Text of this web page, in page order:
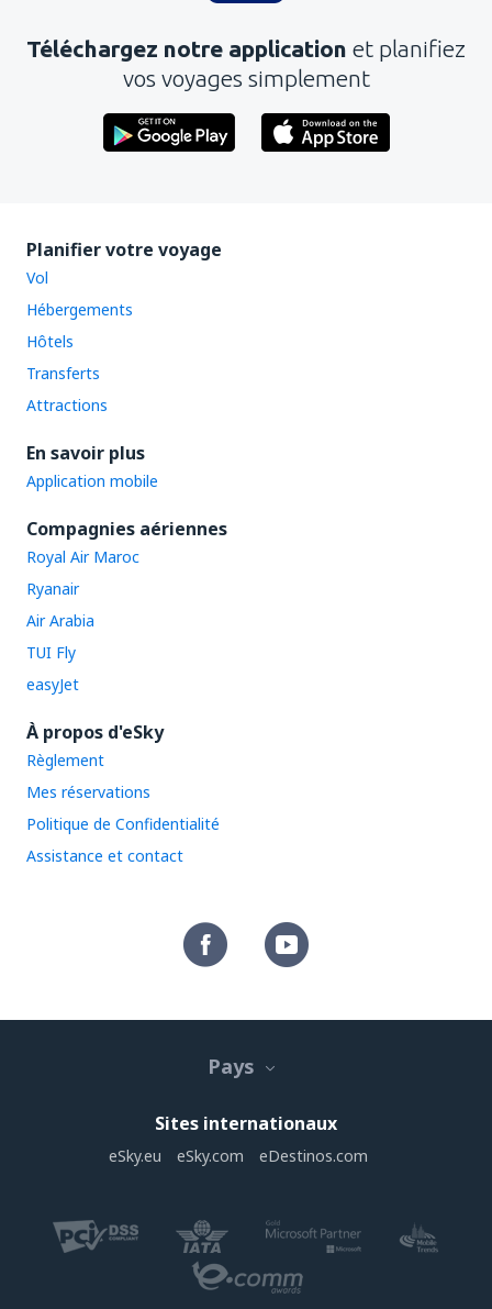
Téléchargez notre application et planifiez
vos voyages simplement
Planifier votre voyage
Vol
Hébergements
Hôtels
Transferts
Attractions
En savoir plus
Application mobile
Compagnies aériennes
Royal Air Maroc
Ryanair
Air Arabia
TUI Fly
easyJet
À propos d'eSky
Règlement
Mes réservations
Politique de Confidentialité
Assistance et contact
Pays
Sites internationaux
eSky.eu eSky.com eDestinos.com